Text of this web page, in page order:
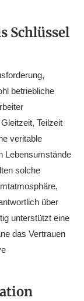
Schlüssel
betriebliche
Teilzeit
veritable
Lebensumstände
solche
über
unterstützt eine
das Vertrauen